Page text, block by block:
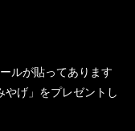
ルが貼ってあります
げ」をプレゼントし